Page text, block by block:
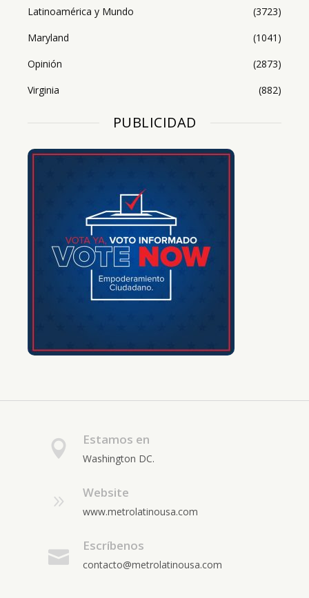
Latinoamérica y Mundo
(3723)
Maryland
(1041)
Opinión
(2873)
Virginia
(882)
PUBLICIDAD
Estamos en
Washington DC.
Website
www.metrolatinousa.com
Escríbenos
contacto@metrolatinousa.com